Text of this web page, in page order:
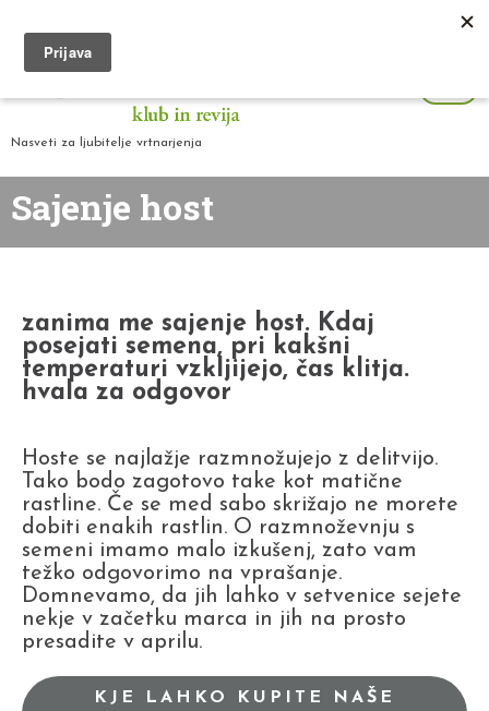
Nasveti za ljubitelje vrtnarjenja
Sajenje host
zanima me sajenje host. Kdaj
posejati semena, pri kakšni
temperaturi vzkljijejo, čas klitja.
hvala za odgovor
Hoste se najlažje razmnožujejo z delitvijo.
Tako bodo zagotovo take kot matične
rastline. Če se med sabo skrižajo ne morete
dobiti enakih rastlin. O razmnoževnju s
semeni imamo malo izkušenj, zato vam
težko odgovorimo na vprašanje.
Domnevamo, da jih lahko v setvenice sejete
nekje v začetku marca in jih na prosto
presadite v aprilu.
KJE LAHKO KUPITE NAŠE